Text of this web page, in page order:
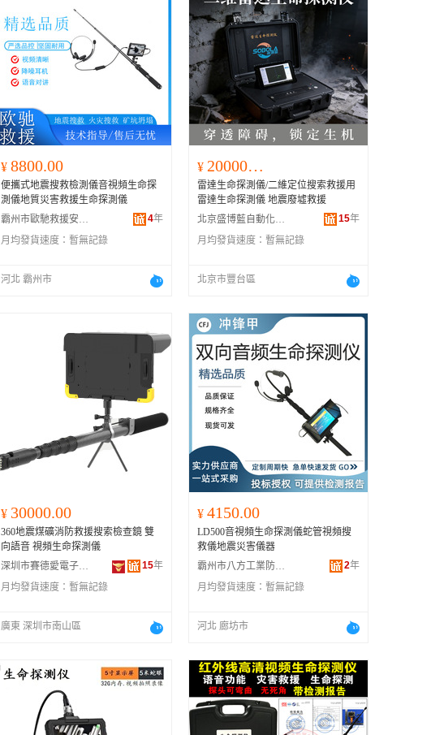
¥ 8800.00
便攜式地震搜救檢測儀音視頻生命探
測儀地質災害救援生命探測儀
霸州市歐馳救援安全設備有限公司
4年
月均發貨速度： 暫無記錄
河北 霸州市
¥ 200000.00
雷達生命探測儀/二維定位搜索救援用
雷達生命探測儀 地震廢墟救援
北京盛博藍自動化技術有限公司
15年
月均發貨速度： 暫無記錄
北京市豐台區
¥ 30000.00
360地震煤礦消防救援搜索檢查鏡 雙
向語音 視頻生命探測儀
深圳市賽德愛電子有限公司
15年
月均發貨速度： 暫無記錄
廣東 深圳市南山區
¥ 4150.00
LD500音視頻生命探測儀蛇管視頻搜
救儀地震災害儀器
霸州市八方工業防護用品廠
2年
月均發貨速度： 暫無記錄
河北 廊坊市